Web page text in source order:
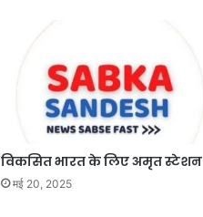
विकसित भारत के लिए अमृत स्टेशन
मई 20, 2025